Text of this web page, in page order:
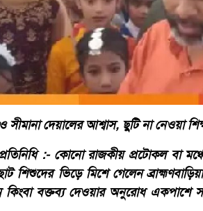
দেয়ালের আশ্বাস, ছুটি না নেওয়া
:- কোনো রাজকীয় প্রটোকল বা
ভিড়ে মিশে গেলেন
বক্তব্য দেওয়ার অনুরোধ একপাশে